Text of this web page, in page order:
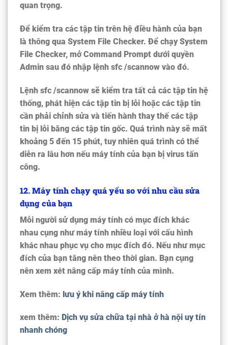
quan trọng.
Để kiểm tra các tập tin trên hệ điều hành của bạn
là thông qua System File Checker. Để chạy System
File Checker, mở Command Prompt dưới quyền
Admin sau đó nhập lệnh sfc /scannow vào đó.
Lệnh sfc /scannow sẽ kiểm tra tất cả các tập tin hệ
thống, phát hiện các tập tin bị lỗi hoặc các tập tin
cần phải chỉnh sửa và tiến hành thay thế các tập
tin bị lỗi bằng các tập tin gốc. Quá trình này sẽ mất
khoảng 5 đến 15 phút, tuy nhiên quá trình có thể
diễn ra lâu hơn nếu máy tính của bạn bị virus tấn
công.
12. Máy tính chạy quá yếu so với nhu cầu sửa
dụng của bạn
Mỗi người sử dụng máy tính có mục đích khác
nhau cụng như máy tính nhiều loại với cấu hình
khác nhau phục vụ cho mục đích đó. Nếu như mục
đích của bạn tăng nên theo thời gian. Bạn cụng
nên xem xét nâng cấp máy tính của mình.
Xem thêm: lưu ý khi nâng cấp máy tính
xem thêm: Dịch vụ sửa chữa tại nhà ở hà nội uy tín
nhanh chóng